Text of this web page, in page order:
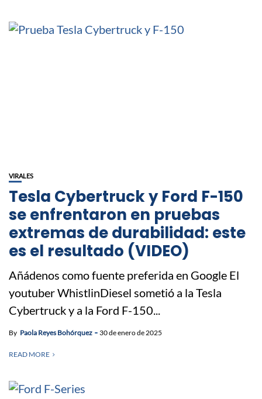
VIRALES
Tesla Cybertruck y Ford F-150
se enfrentaron en pruebas
extremas de durabilidad: este
es el resultado (VIDEO)
Añádenos como fuente preferida en Google El
youtuber WhistlinDiesel sometió a la Tesla
Cybertruck y a la Ford F-150...
By Paola Reyes Bohórquez 30 de enero de 2025
READ MORE